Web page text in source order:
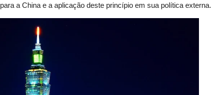
para a China e a aplicação deste princípio em sua política externa.